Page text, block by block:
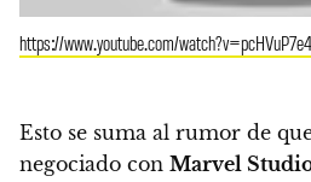
https://www.youtube.com/
Esto se suma al rumor de
negociado con Marvel